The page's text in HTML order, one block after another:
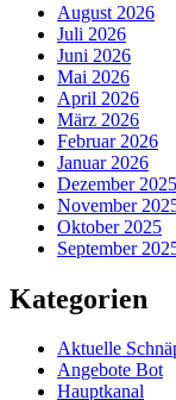
August 2026
Juli 2026
Juni 2026
Mai 2026
April 2026
März 2026
Februar 2026
Januar 2026
Dezember 2025
November
Oktober 2025
September
Kategorien
Aktuelle
Angebote Bot
Hauptkanal